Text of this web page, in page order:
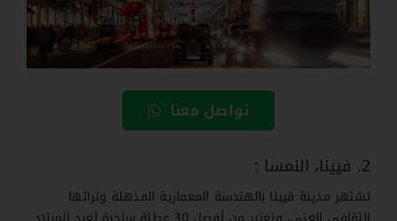
تواصل معنا
2. فيينا، النمسا :
تشتهر مدينة فيينا بالهندسة المعمارية المذهلة وتراثها